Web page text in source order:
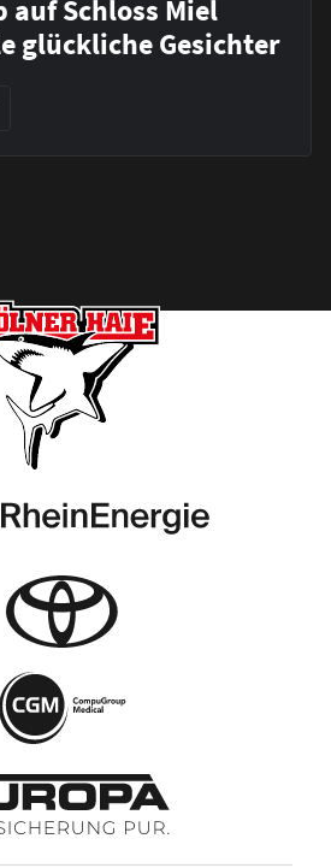
auf Schloss Miel
glückliche Gesichter